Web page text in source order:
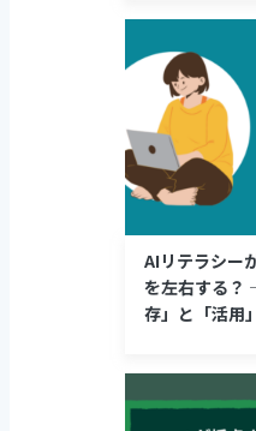
AIリテラシー
を左右する？
存」と「活用